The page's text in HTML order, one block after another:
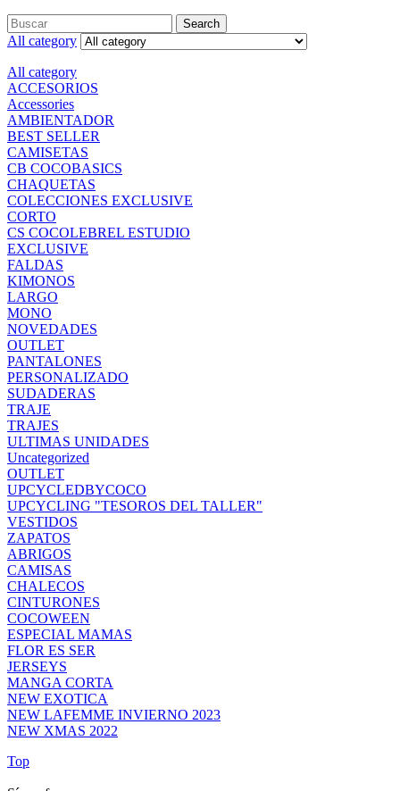
Search
for:
Search
All category
All category
ACCESORIOS
Accessories
AMBIENTADOR
BEST SELLER
CAMISETAS
CB COCOBASICS
CHAQUETAS
COLECCIONES EXCLUSIVE
CORTO
CS COCOLEBREL ESTUDIO
EXCLUSIVE
FALDAS
KIMONOS
LARGO
MONO
NOVEDADES
OUTLET
PANTALONES
PERSONALIZADO
SUDADERAS
TRAJE
TRAJES
ULTIMAS UNIDADES
Uncategorized
OUTLET
UPCYCLEDBYCOCO
UPCYCLING "TESOROS DEL TALLER"
VESTIDOS
ZAPATOS
ABRIGOS
CAMISAS
CHALECOS
CINTURONES
COCOWEEN
ESPECIAL MAMAS
FLOR ES SER
JERSEYS
MANGA CORTA
NEW EXOTICA
NEW LAFEMME INVIERNO 2023
NEW XMAS 2022
Top